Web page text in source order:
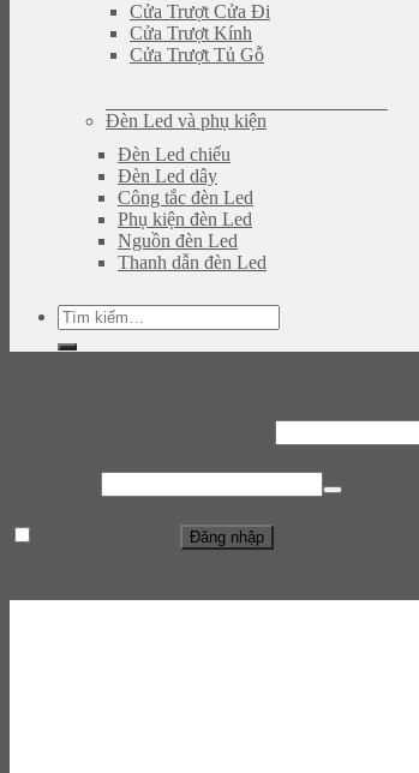
Cửa Trượt Cửa Đi
Cửa Trượt Kính
Cửa Trượt Tủ Gỗ
Đèn Led và phụ kiện
Đèn Led chiếu
Đèn Led dây
Công tắc đèn Led
Phụ kiện đèn Led
Nguồn đèn Led
Thanh dẫn đèn Led
Tìm
kiếm:
Đăng nhập